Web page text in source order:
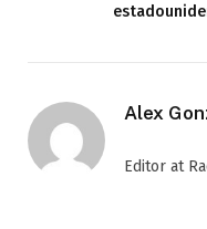
Alex
Editor at